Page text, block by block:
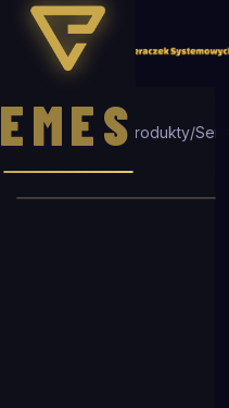
EMES
Strona główna /Produkty/Seria